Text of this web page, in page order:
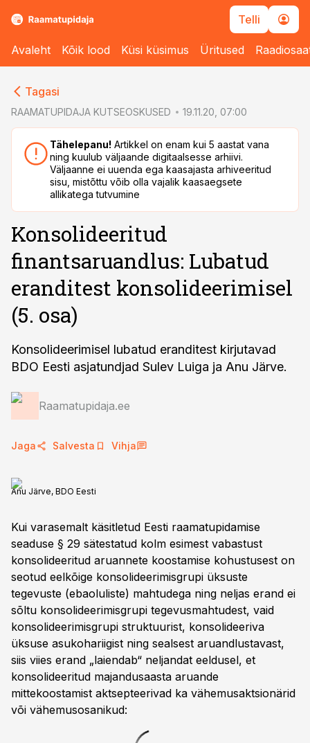
Telli
Avaleht Kõik lood Küsi küsimus Üritused
Tagasi
RAAMATUPIDAJA KUTSEOSKUSED 19.11.20, 07:00
Tähelepanu! Artikkel on enam kui 5 aastat vana
ning kuulub väljaande digitaalsesse arhiivi.
Väljaanne ei uuenda ega kaasajasta arhiveeritud
sisu, mistõttu võib olla vajalik kaasaegsete
allikatega tutvumine
Konsolideeritud
finantsaruandlus: Lubatud
eranditest konsolideerimisel
(5. osa)
Konsolideerimisel lubatud eranditest kirjutavad
BDO Eesti asjatundjad Sulev Luiga ja Anu Järve.
Raamatupidaja.ee
Jaga Salvesta Vihja
Anu Järve, BDO Eesti
Kui varasemalt käsitletud Eesti raamatupidamise
seaduse § 29 sätestatud kolm esimest vabastust
konsolideeritud aruannete koostamise kohustusest on
seotud eelkõige konsolideerimisgrupi üksuste
tegevuste (ebaoluliste) mahtudega ning neljas erand ei
sõltu konsolideerimisgrupi tegevusmahtudest, vaid
konsolideerimisgrupi struktuurist, konsolideeriva
üksuse asukohariigist ning sealsest aruandlustavast,
siis viies erand „laiendab“ neljandat eeldusel, et
konsolideeritud majandusaasta aruande
mittekoostamist aktsepteerivad ka vähemusaktsionärid
või vähemusosanikud: